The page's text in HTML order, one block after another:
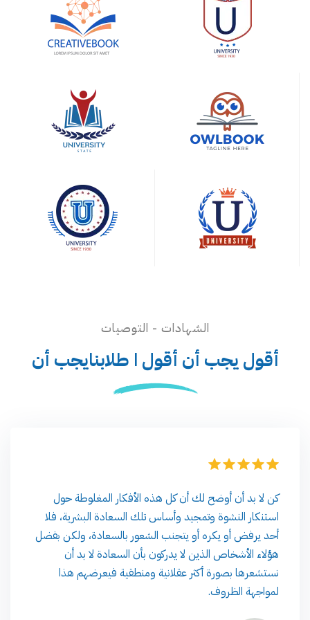
الشهادات - التوصيات
أقول يجب أن أقول ا طلابنايجب أن
كن لا بد أن
استنكار النشوة
أحد يرفض أو
هؤلاء الأشخاص
نستشعرها بصورة